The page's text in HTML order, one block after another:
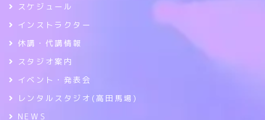
スケジュール
インストラクター
休講・代講情報
スタジオ案内
イベント・発表会
レンタルスタジオ(高田馬場)
NEWS